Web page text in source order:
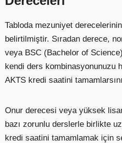
Tabloda mezuniyet derecelerinin
belirtilmiştir. Sıradan derece,
veya BSC (Bachelor of
kendi ders kombinasyonunuzu
AKTS kredi saatini
Onur derecesi veya yüksek
bazı zorunlu derslerle birlikte
kredi saatini tamamlamak için